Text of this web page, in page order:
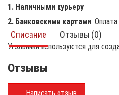
1. Наличными курьеру
2. Банковскими картами.
Описание Отзывы (0)
Угольники используются для
Отзывы
Написать отзыв